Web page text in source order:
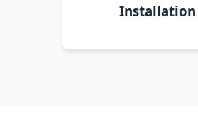
Installation